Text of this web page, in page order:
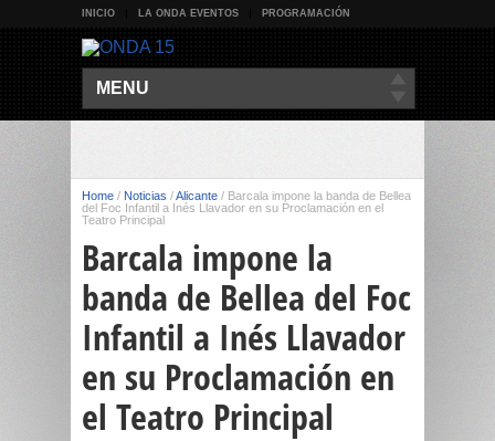
INICIO LA ONDA EVENTOS PROGRAMACIÓN
MENU
Home / Noticias /Alicante / Barcala impone la banda de Bellea
del Foc Infantil a Inés Llavador en su Proclamación en el
Teatro Principal
Barcala impone la
banda de Bellea del Foc
Infantil a Inés Llavador
en su Proclamación en
el Teatro Principal